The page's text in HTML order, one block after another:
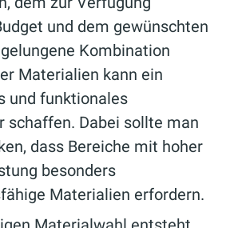
und dem gewünschten
Kombination
Materialien kann ein
und funktionales
schaffen. Dabei sollte man
dass Bereiche mit hoher
besonders
Materialien erfordern.